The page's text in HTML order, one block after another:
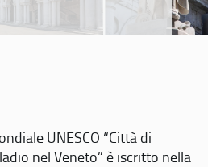
UNESCO “Città di
nel Veneto” è iscritto nella